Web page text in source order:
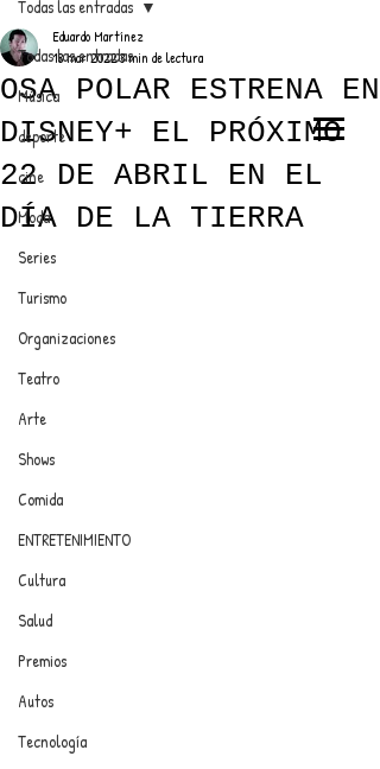
ANUNCIATE CON NOSOTROS
PARA MÁS INFORMACIÓN:
dinamicaseltrendytop@gmail.com
EL TRENDY TOP
CON EDDY MARTINEZ
Todas las entradas
Música
deporte
cine
Moda
Series
Turismo
Organizaciones
Teatro
Arte
Shows
Comida
ENTRETENIMIENTO
Cultura
Salud
Premios
Autos
Tecnología
Todas las entradas
OSA POLAR ESTRENA EN
DISNEY+ EL PRÓXIMO
22 DE ABRIL EN EL
DÍA DE LA TIERRA
Eduardo Martínez
18 mar 20223 min de lectura